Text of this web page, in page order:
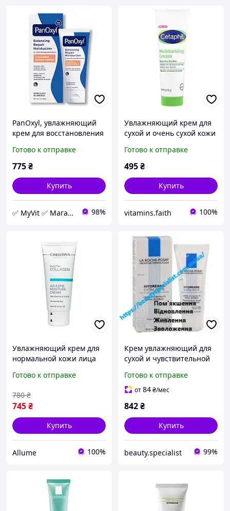
PanOxyl, увлажняющий
крем для восстановления
акне і постакне
Готово к отправке
775₴
Купить
✅ MyVit ✅ Магазин товаров для здоровой жизни 98%
Увлажняющий крем для
сухой и очень сухой кожи
гГотово к отправке
495₴
Купить
vitamins.faith 100%
Увлажняющий крем для
нормальной кожи лица
Azulene Moisture Cream
мл
Готово к отправке
745₴
780 ₴
Купить
Allume 100%
Крем увлажняющий для
сухой и чувствительной
Hydreanе Extra Riche, 40
мл
Готово к отправке
от84₴/мес
842₴
Купить
beauty.specialist 99%